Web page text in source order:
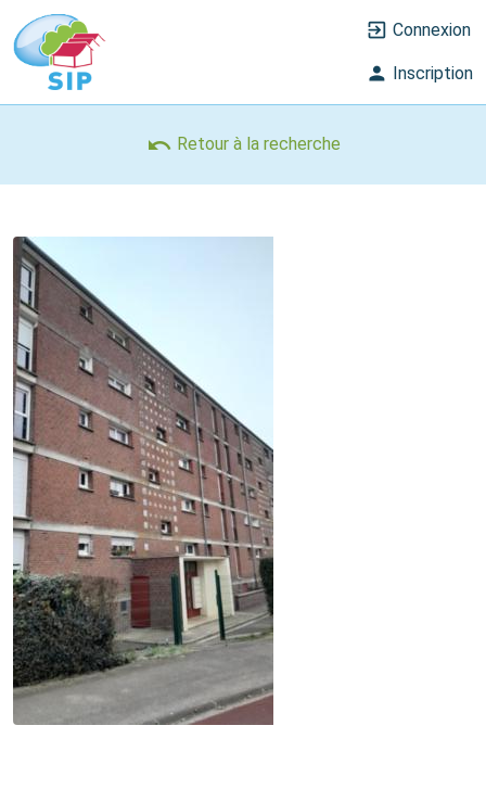
exit_to_app Connexion
person Inscription
undo Retour à la recherche